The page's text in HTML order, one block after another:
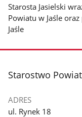
Starosta Jasielski
Powiatu w Jaśle
Jaśle
stopka
Starostwo
ADRES
ul. Rynek 18